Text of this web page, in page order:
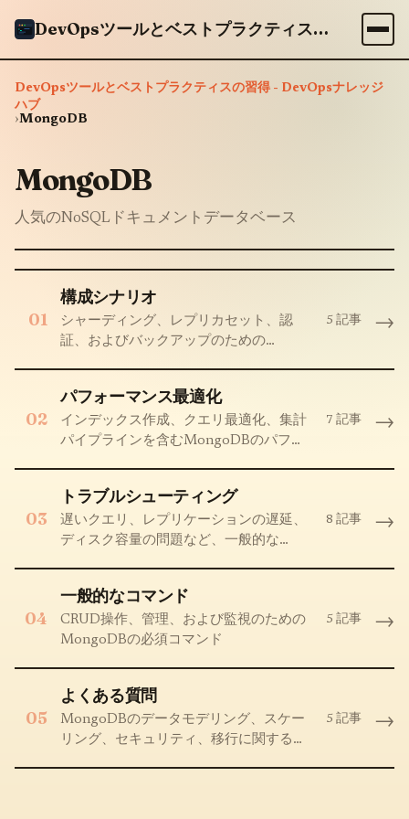
DevOpsツールとベストプラクティスの習得 - DevOpsナレッジハブ
DevOpsツールとベストプラクティスの習得 - DevOpsナレッジ
ハブ
›MongoDB
MongoDB
人気のNoSQLドキュメントデータベース
01
構成シナリオ
シャーディング、レプリカセット、認
証、およびバックアップのための
5 記事 →
02
パフォーマンス最適化
インデックス作成、クエリ最適化、集計
パイプラインを含むMongoDBのパフォ
7 記事 →
03
トラブルシューティング
遅いクエリ、レプリケーションの遅延、
ディスク容量の問題など、一般的な
8 記事 →
04
一般的なコマンド
CRUD操作、管理、および監視のための
MongoDBの必須コマンド
5 記事 →
05
よくある質問
MongoDBのデータモデリング、スケー
リング、セキュリティ、移行に関する
5 記事 →